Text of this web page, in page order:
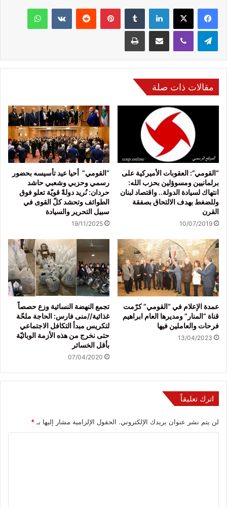
فيسبوك لينكدإن بينتيريست
مقالات ذات صلة
“القومي”: العقوبات الأميركية على
برلمانيين ومسوؤلين بحزب الله:
انتهاك لسيادة الدولة.. واقتصاد لبنان
وللضغط بهدف الالتحاق بصفقة
القرن
10/07/2019
“القومي” أحيا عيد تأسيسه بحضور
رسمي وحزبي وشعبي حاشد
حردان: نُريد دولةً قويّة تعلو فوق
الطوائف وتحشد كلّ القوى في
سبيل التحرير والسيادة
19/11/2025
عمدة الإعلام في “القومي” كرّمت
قناة “المنار” ومديرها العام ابراهيم
فرحات والعاملين فيها
13/04/2023
تجمع النهضة النسائية وزع حصصاً
غذائية//منى فارس: الحاجة ملحّة
لتكريس مبدأ التكافل الاجتماعي
حتى نخرج من هذه الأزمة الوبائيّة
بأقل الخسائر
07/04/2020
اترك تعليقاً
لن يتم نشر عنوان بريدك الإلكتروني. الحقول الإلزامية مشار إليها بـ *